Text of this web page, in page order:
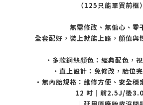
（125只能單買前框）
無需修改、無偏心、零
全套配好，裝上就能上路，顏值與
・多款鋼絲顏色：經典配色，
・直上設計：免修改，胎位
・無內胎規格：維修方便、安全穩
12 吋｜前2.5J/後